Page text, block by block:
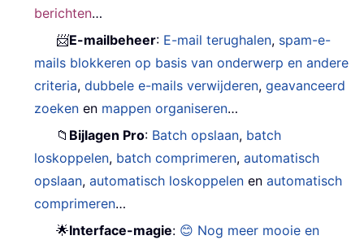
berichten…
📨E-mailbeheer: E-mail terughalen, spam-e-
mails blokkeren op basis van onderwerp en andere
criteria,dubbele e-mails verwijderen,geavanceerd
zoeken en mappen organiseren…
📁 Bijlagen Pro: Batch opslaan, batch
loskoppelen, batch comprimeren,automatisch
opslaan,automatisch loskoppelen enautomatisch
comprimeren…
🌟Interface-magie: 😊 Nog meer mooie en